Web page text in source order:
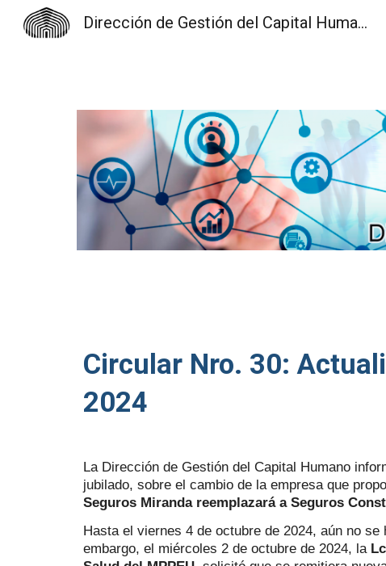
Skip
Dirección de Gestión del Capital Humano
Circular Nro. 30:
2024
La Dirección de Gestión del Capital Humano
jubilado, sobre el cambio de la empresa que
Seguros Miranda reemplazará a Seguros
Hasta el viernes 4 de octubre de 2024, aún no
embargo, el miércoles 2 de octubre de 2024, la